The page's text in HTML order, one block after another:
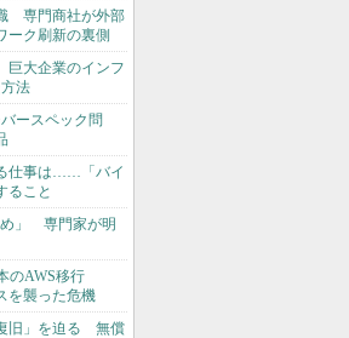
専門商社が外部
ーク刷新の裏側
大企業のインフ
法
ースペック問
仕事は……「バイ
ること
め」 専門家が明
のAWS移行
を襲った危機
旧」を迫る 無償